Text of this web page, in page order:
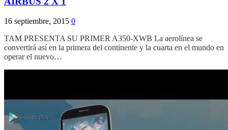
16 septiembre, 2015 0
TAM PRESENTA SU PRIMER A350-XWB La aerolínea se
convertirá así en la primera del continente y la cuarta en el mundo en
operar el nuevo…